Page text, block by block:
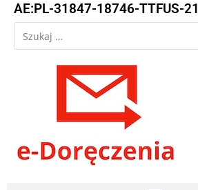
AE:PL-31847-18746-TTFUS-21